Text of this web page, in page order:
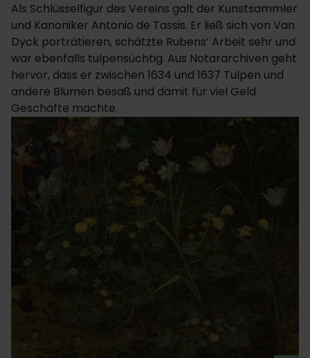
Als Schlüsselfigur des Vereins galt der Kunstsammler
und Kanoniker Antonio de Tassis. Er ließ sich von Van
Dyck porträtieren, schätzte Rubens’ Arbeit sehr und
war ebenfalls tulpensüchtig. Aus Notararchiven geht
hervor, dass er zwischen 1634 und 1637 Tulpen und
andere Blumen besaß und damit für viel Geld
Geschäfte machte.